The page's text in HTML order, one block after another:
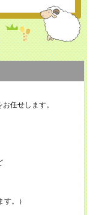
任せします。
。）